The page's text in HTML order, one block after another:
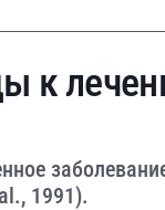
к
1991).